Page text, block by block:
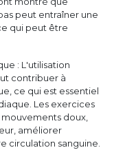
peut entraîner une
qui peut être
: L'utilisation
contribuer à
ce qui est essentiel
Les exercices
doux,
améliorer
circulation sanguine.